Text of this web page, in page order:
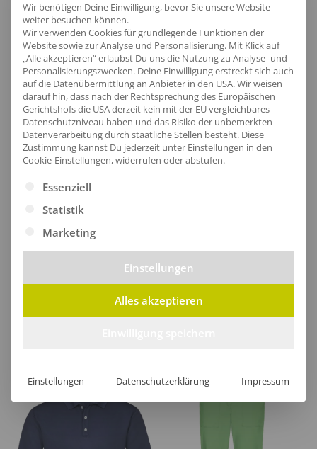
Größentabelle
Lieferzeit
[jgm-review-widget]
Kundenprojekte
Wir benötigen Deine Einwilligung, bevor Sie unsere Website
weiter besuchen können.
Wir verwenden Cookies für grundlegende Funktionen der
Website sowie zur Analyse und Personalisierung. Mit Klick auf
„Alle akzeptieren“ erlaubst Du uns die Nutzung zu Analyse- und
Personalisierungszwecken. Deine Einwilligung erstreckt sich auch
auf die Datenübermittlung an Anbieter in den USA. Wir weisen
darauf hin, dass nach der Rechtsprechung des Europäischen
Gerichtshofs die USA derzeit kein mit der EU vergleichbares
Datenschutzniveau haben und das Risiko der unbemerkten
Datenverarbeitung durch staatliche Stellen besteht. Diese
Zustimmung kannst Du jederzeit unter Einstellungen in den
Cookie-Einstellungen, widerrufen oder abstufen.
Es folgt eine Liste der Service-Gruppen, für die eine
Essenziell
Statistik
Marketing
Einstellungen
Alles akzeptieren
Einstellungen Datenschutzerklärung Impressum